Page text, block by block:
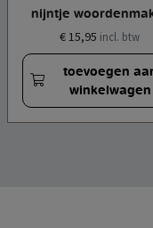
nijntje
€ 15,95 incl. btw
toevoegen
winkelwagen